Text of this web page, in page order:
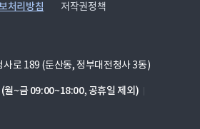
처리방침 저작권정책
로 189 (둔산동, 정부대전청사 3동)
(월~금 09:00~18:00, 공휴일 제외)